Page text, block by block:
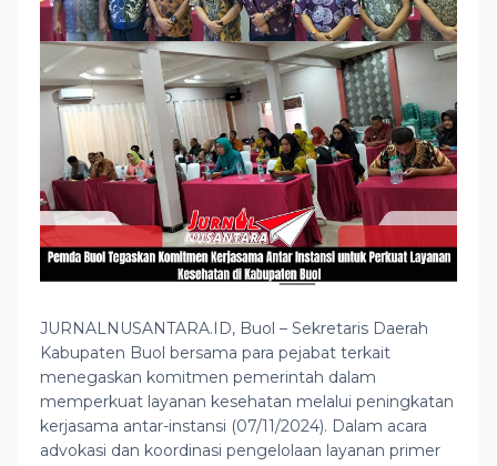
JURNALNUSANTARA.ID, Buol – Sekretaris Daerah
Kabupaten Buol bersama para pejabat terkait
menegaskan komitmen pemerintah dalam
memperkuat layanan kesehatan melalui peningkatan
kerjasama antar-instansi (07/11/2024). Dalam acara
advokasi dan koordinasi pengelolaan layanan primer